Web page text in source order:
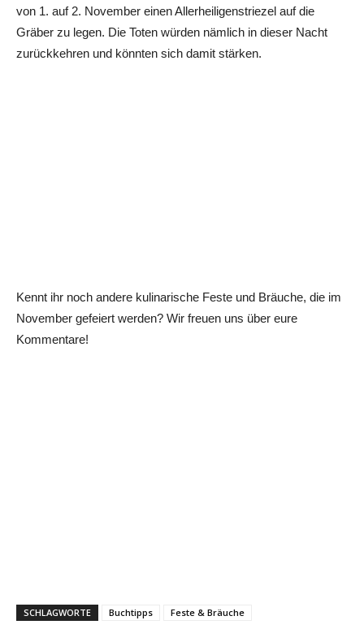
von 1. auf 2. November einen Allerheiligenstriezel auf die
Gräber zu legen. Die Toten würden nämlich in dieser Nacht
zurückkehren und könnten sich damit stärken.
Kennt ihr noch andere kulinarische Feste und Bräuche, die im
November gefeiert werden? Wir freuen uns über eure
Kommentare!
SCHLAGWORTE Buchtipps Feste & Bräuche